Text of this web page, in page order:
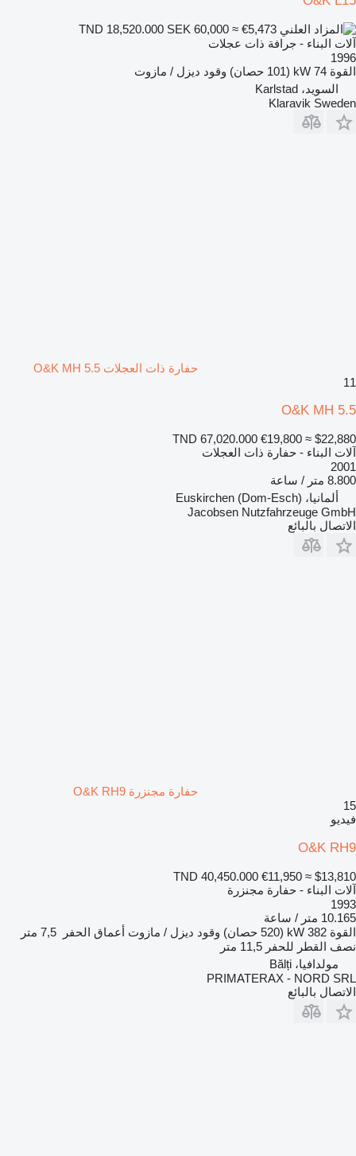
SEK 60,000 ≈ €5,473
آلات البناء - جرافة ذات عجلات
1996
القوة 74 kW (101 حصان) وقود ديزل / مازوت
السويد، Karlstad
Klaravik Sweden
حفارة ذات العجلات O&K MH 5.5
11
O&K MH 5.5
TND 67,020.000 €19,800 ≈ $22,880
آلات البناء - حفارة ذات العجلات
2001
8.800 متر / ساعة
ألمانيا، Euskirchen (Dom-Esch)
Jacobsen Nutzfahrzeuge GmbH
الاتصال بالبائع
حفارة مجنزرة O&K RH9
15
فيديو
O&K RH9
TND 40,450.000 €11,950 ≈ $13,810
آلات البناء - حفارة مجنزرة
1993
10.165 متر / ساعة
القوة 382 kW (520 حصان) وقود ديزل / مازوت أعماق الحفر
7,5 متر
نصف القطر للحفر 11,5 متر
مولدافيا، Bălți
PRIMATERAX - NORD SRL
الاتصال بالبائع